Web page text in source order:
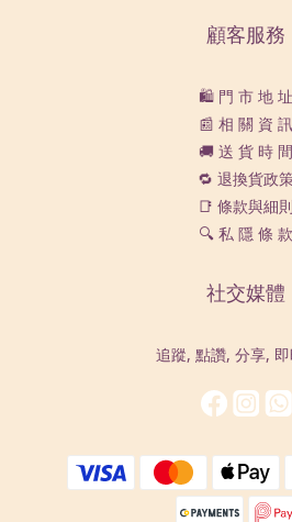
顧客服務
🛍️ 門 市 地 址
📰 相 關 資 訊
🚚 送 貨 時 間
🔁 退換貨政
📑 條款與細則
🔍 私 隱 條 款
社交媒體
追蹤, 點讚, 分享,